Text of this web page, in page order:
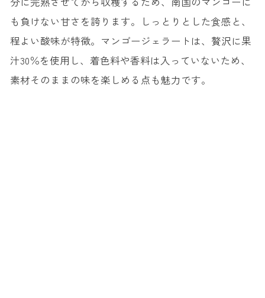
も負けない甘さを誇ります。しっとりとした食感と、
程よい酸味が特徴。マンゴージェラートは、贅沢に果
汁30％を使用し、着色料や香料は入っていないため、
素材そのままの味を楽しめる点も魅力です。